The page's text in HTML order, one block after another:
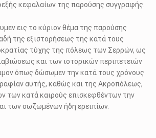
κεφαλαίων της παρούσης συγγραφής.
εις το κύριον θέμα της παρούσης
της εξιστορήσεως της κατά τους
τύχης της πόλεως των Σερρών, ως
και των ιστορικών περιπετειών
όπως δώσωμεν την κατά τους χρόνους
αυτής, καθώς και της Ακροπόλεως,
των κατά καιρούς επισκεφθέντων την
των σωζωμένων ήδη ερειπίων.